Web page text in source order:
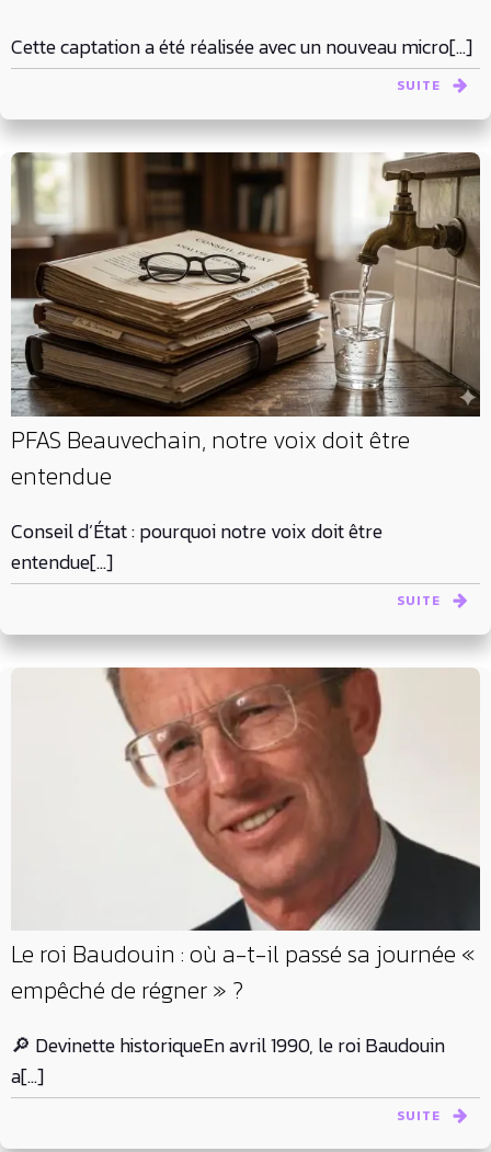
Cette captation a été réalisée avec un nouveau micro[…]
SUITE
PFAS Beauvechain, notre voix doit être
entendue
Conseil d’État : pourquoi notre voix doit être
entendue[…]
SUITE
Le roi Baudouin : où a-t-il passé sa journée «
empêché de régner » ?
🔎 Devinette historiqueEn avril 1990, le roi Baudouin
a[…]
SUITE